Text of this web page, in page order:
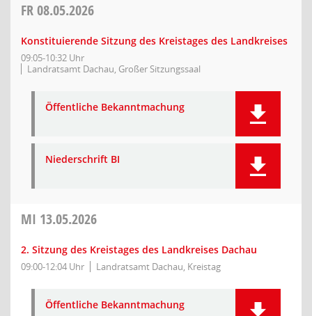
FR08.05.2026
Konstituierende Sitzung des Kreistages des Landkreises
09:05-10:32 Uhr
Landratsamt Dachau, Großer Sitzungssaal
Öffentliche Bekanntmachung
Niederschrift BI
MI 13.05.2026
2. Sitzung des Kreistages des Landkreises Dachau
09:00-12:04 Uhr Landratsamt Dachau, Kreistag
Öffentliche Bekanntmachung